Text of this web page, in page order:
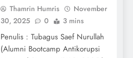
Thamrin Humris
November
30, 2025
0 3 mins
Penulis : Tubagus Saef Nurullah
(Alumni Bootcamp Antikorupsi